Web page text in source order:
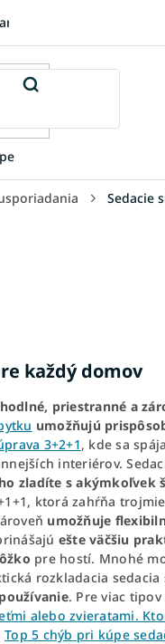
Sedacie
každý domov
priestranné a
umožňujú
3+2+1, kde sa spája
interiérov.
zladíte s akýmkoľvek
ktorá zahŕňa
umožňuje
ešte väčšiu
pre hostí. Mnohé
rozkladacia sedacia
. Pre viac
alebo zvieratami.
Top 5 chýb pri kúpe